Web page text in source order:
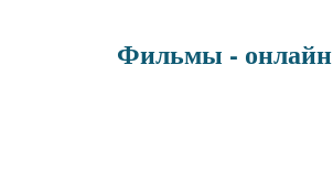
Фильмы - онлайн